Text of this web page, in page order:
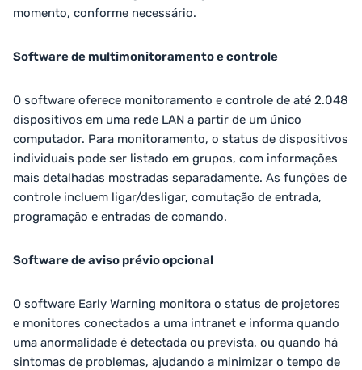
momento, conforme necessário.
Software de multimonitoramento e controle
O software oferece monitoramento e controle de até 2.048
dispositivos em uma rede LAN a partir de um único
computador. Para monitoramento, o status de dispositivos
individuais pode ser listado em grupos, com informações
mais detalhadas mostradas separadamente. As funções de
controle incluem ligar/desligar, comutação de entrada,
programação e entradas de comando.
Software de aviso prévio opcional
O software Early Warning monitora o status de projetores
e monitores conectados a uma intranet e informa quando
uma anormalidade é detectada ou prevista, ou quando há
sintomas de problemas, ajudando a minimizar o tempo de